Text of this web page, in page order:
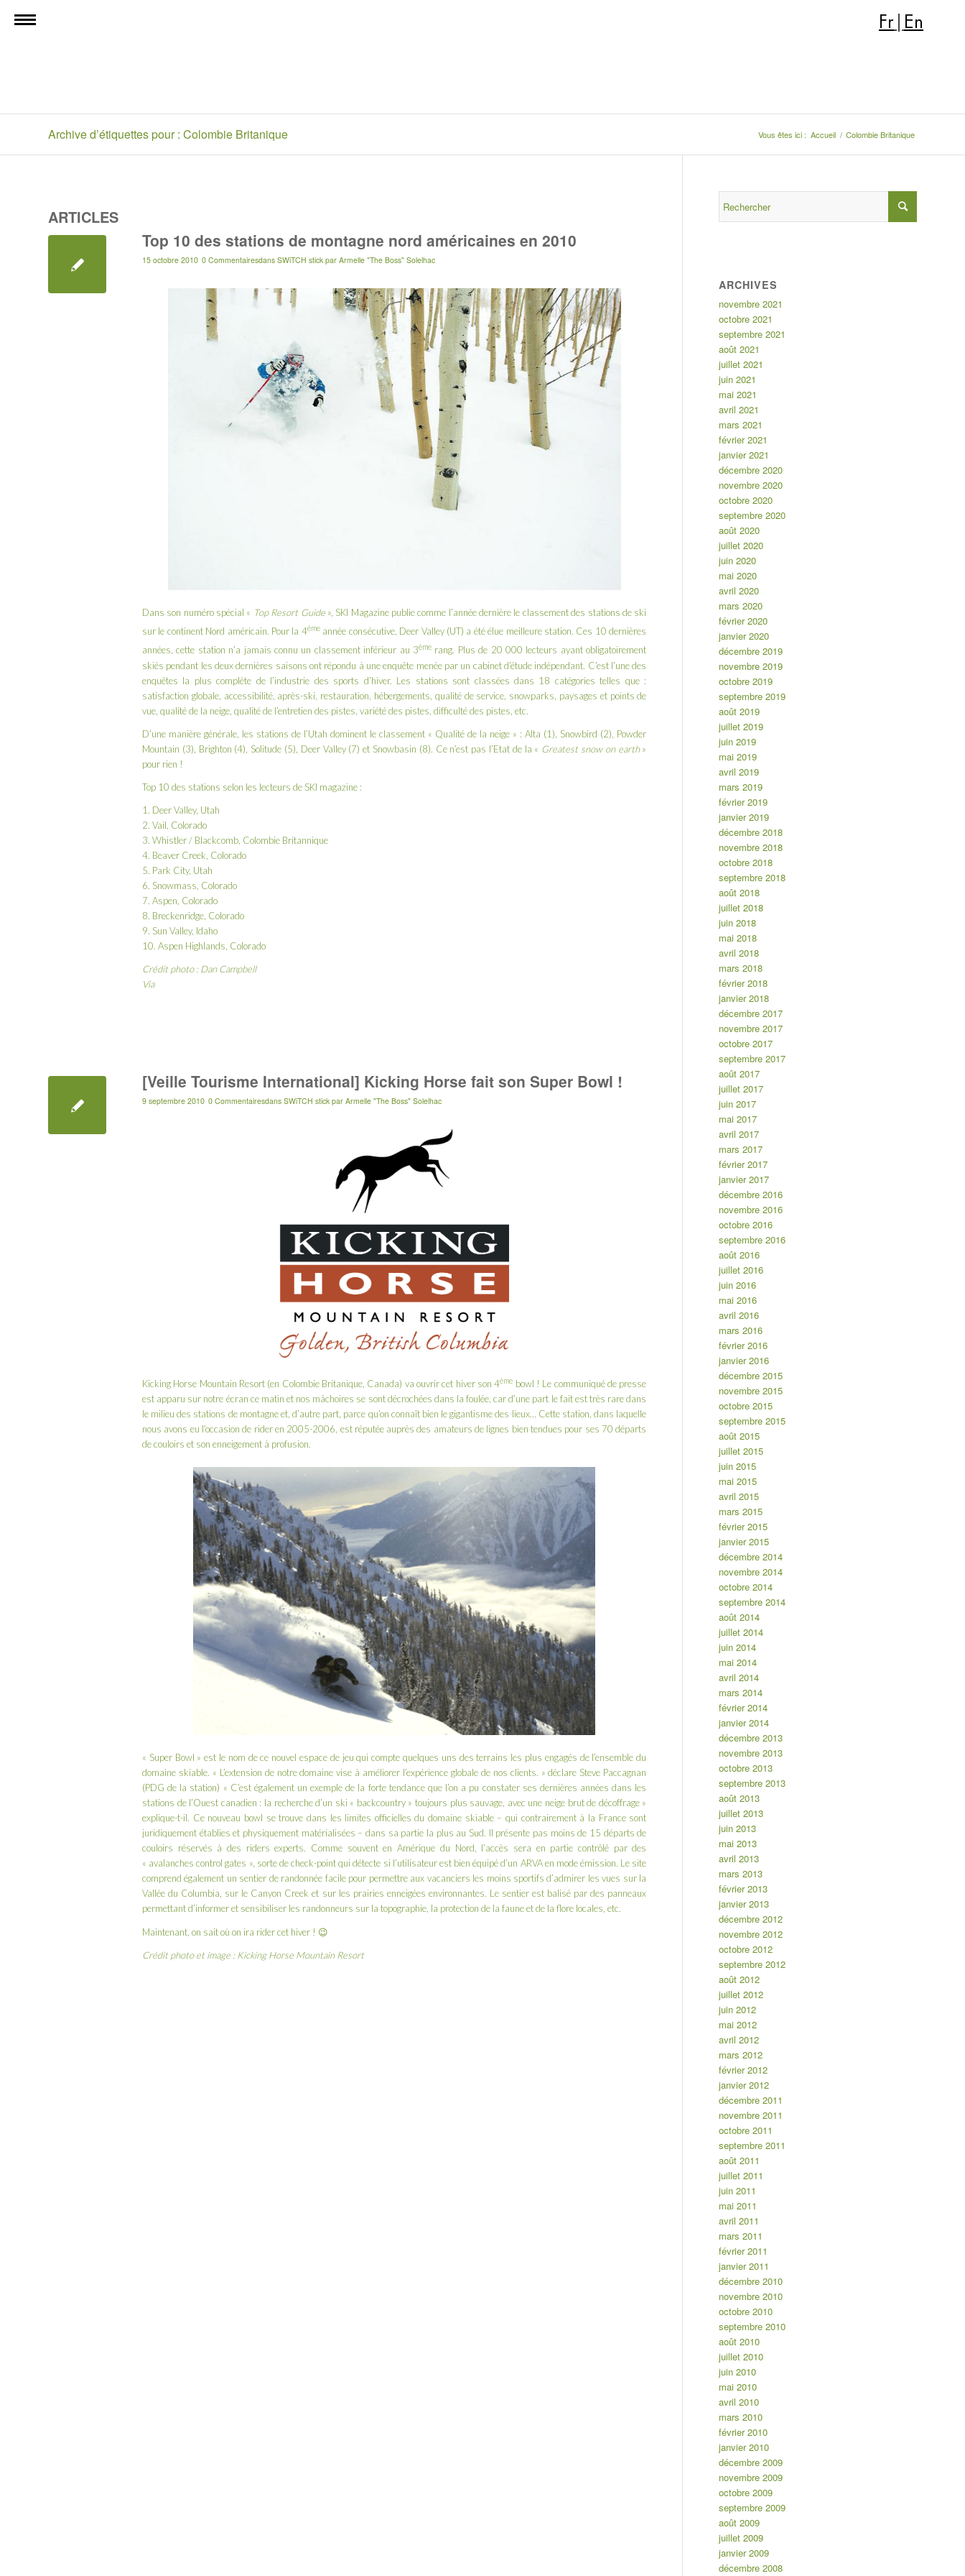
Fr En
Archive d’étiquettes pour : Colombie Britanique Vous êtes ici : Accueil / Colombie Britanique
ARTICLES
Top 10 des stations de montagne nord américaines en 2010
15 octobre 2010 0 Commentairesdans SWiTCH stick par Armelle "The Boss" Solelhac
Dans son numéro spécial « Top Resort Guide», SKI Magazine publiecomme l’année dernière le classement des stations de ski
sur le continent Nord américain. Pour la 4èmeannée consécutive, Deer Valley (UT) a été élue meilleure station. Ces 10 dernières
années, cette station n’a jamais connu un classement inférieur au 3ème rang. Plus de 20 000 lecteurs ayant obligatoirement
skiés pendant les deux dernières saisons ont répondu à une enquête menée par un cabinet d’étude indépendant. C’est l’une des
enquêtes la plus complète de l’industrie des sports d’hiver. Les stations sont classées dans 18 catégories telles que :
satisfaction globale, accessibilité, après-ski, restauration, hébergements, qualité de service, snowparks, paysages et points de
vue, qualité de la neige, qualité de l’entretien des pistes, variété des pistes, difficulté des pistes, etc.
D’une manière générale, les stations de l’Utah dominent le classement « Qualité de la neige » : Alta (1), Snowbird (2), Powder
Mountain (3), Brighton (4), Solitude (5), Deer Valley (7) et Snowbasin (8). Ce n’est pas l’Etat de la « Greatest snow on earth»
pour rien !
Top 10 des stations selon les lecteurs de SKI magazine :
1. Deer Valley, Utah
2. Vail, Colorado
3. Whistler / Blackcomb, Colombie Britannique
4. Beaver Creek, Colorado
5. Park City, Utah
6. Snowmass, Colorado
7. Aspen, Colorado
8. Breckenridge, Colorado
9. Sun Valley, Idaho
10. Aspen Highlands, Colorado
Crédit photo :Dan Campbell
Via
[Veille Tourisme International] Kicking Horse fait son Super Bowl !
9 septembre 2010 0 Commentairesdans SWiTCH stick par Armelle "The Boss" Solelhac
Kicking Horse Mountain Resort (en Colombie Britanique, Canada) va ouvrir cet hiver son 4ème bowl ! Le communiqué de presse
est apparu sur notre écran ce matin et nos mâchoires se sont décrochées dans la foulée, car d’une part le fait est très rare dans
le milieu des stations de montagne et, d’autre part, parce qu’on connaît bien le gigantisme des lieux… Cette station, dans laquelle
nous avons eu l’occasion de rider en 2005-2006, est réputée auprès des amateurs de lignes bien tendues pour ses 70 départs
de couloirs et son enneigement à profusion.
« Super Bowl » est le nom de ce nouvel espace de jeu qui compte quelques uns des terrains les plus engagés de l’ensemble du
domaine skiable. « L’extension de notre domaine vise à améliorer l’expérience globale de nos clients. » déclare Steve Paccagnan
(PDG de la station) « C’est également un exemple de la forte tendance que l’on a pu constater ses dernières années dans les
stations de l’Ouest canadien : la recherche d’un ski « backcountry » toujours plus sauvage, avec une neige brut de décoffrage »
explique-t-il. Ce nouveau bowl se trouve dans les limites officielles du domaine skiable – qui contrairement à la France sont
juridiquement établies et physiquement matérialisées – dans sa partie la plus au Sud. Il présente pas moins de 15 départs de
couloirs réservés à des riders experts. Comme souvent en Amérique du Nord, l’accès sera en partie contrôlé par des
« avalanches control gates », sorte de check-point qui détecte si l’utilisateur est bien équipé d’un ARVAen mode émission. Le site
comprend également un sentier de randonnée facile pour permettre aux vacanciers les moins sportifs d’admirer les vues sur la
Vallée du Columbia, sur le Canyon Creek et sur les prairies enneigées environnantes. Le sentier est balisé par des panneaux
permettant d’informer et sensibiliser les randonneurs sur la topographie, la protection de la faune et de la flore locales, etc.
Maintenant, on sait où on ira rider cet hiver ! 😉
Crédit photo et image : Kicking Horse Mountain Resort
ARCHIVES
novembre 2021
octobre 2021
septembre 2021
août 2021
juillet 2021
juin 2021
mai 2021
avril 2021
mars 2021
février 2021
janvier 2021
décembre 2020
novembre 2020
octobre 2020
septembre 2020
août 2020
juillet 2020
juin 2020
mai 2020
avril 2020
mars 2020
février 2020
janvier 2020
décembre 2019
novembre 2019
octobre 2019
septembre 2019
août 2019
juillet 2019
juin 2019
mai 2019
avril 2019
mars 2019
février 2019
janvier 2019
décembre 2018
novembre 2018
octobre 2018
septembre 2018
août 2018
juillet 2018
juin 2018
mai 2018
avril 2018
mars 2018
février 2018
janvier 2018
décembre 2017
novembre 2017
octobre 2017
septembre 2017
août 2017
juillet 2017
juin 2017
mai 2017
avril 2017
mars 2017
février 2017
janvier 2017
décembre 2016
novembre 2016
octobre 2016
septembre 2016
août 2016
juillet 2016
juin 2016
mai 2016
avril 2016
mars 2016
février 2016
janvier 2016
décembre 2015
novembre 2015
octobre 2015
septembre 2015
août 2015
juillet 2015
juin 2015
mai 2015
avril 2015
mars 2015
février 2015
janvier 2015
décembre 2014
novembre 2014
octobre 2014
septembre 2014
août 2014
juillet 2014
juin 2014
mai 2014
avril 2014
mars 2014
février 2014
janvier 2014
décembre 2013
novembre 2013
octobre 2013
septembre 2013
août 2013
juillet 2013
juin 2013
mai 2013
avril 2013
mars 2013
février 2013
janvier 2013
décembre 2012
novembre 2012
octobre 2012
septembre 2012
août 2012
juillet 2012
juin 2012
mai 2012
avril 2012
mars 2012
février 2012
janvier 2012
décembre 2011
novembre 2011
octobre 2011
septembre 2011
août 2011
juillet 2011
juin 2011
mai 2011
avril 2011
mars 2011
février 2011
janvier 2011
décembre 2010
novembre 2010
octobre 2010
septembre 2010
août 2010
juillet 2010
juin 2010
mai 2010
avril 2010
mars 2010
février 2010
janvier 2010
décembre 2009
novembre 2009
octobre 2009
septembre 2009
août 2009
juillet 2009
janvier 2009
décembre 2008